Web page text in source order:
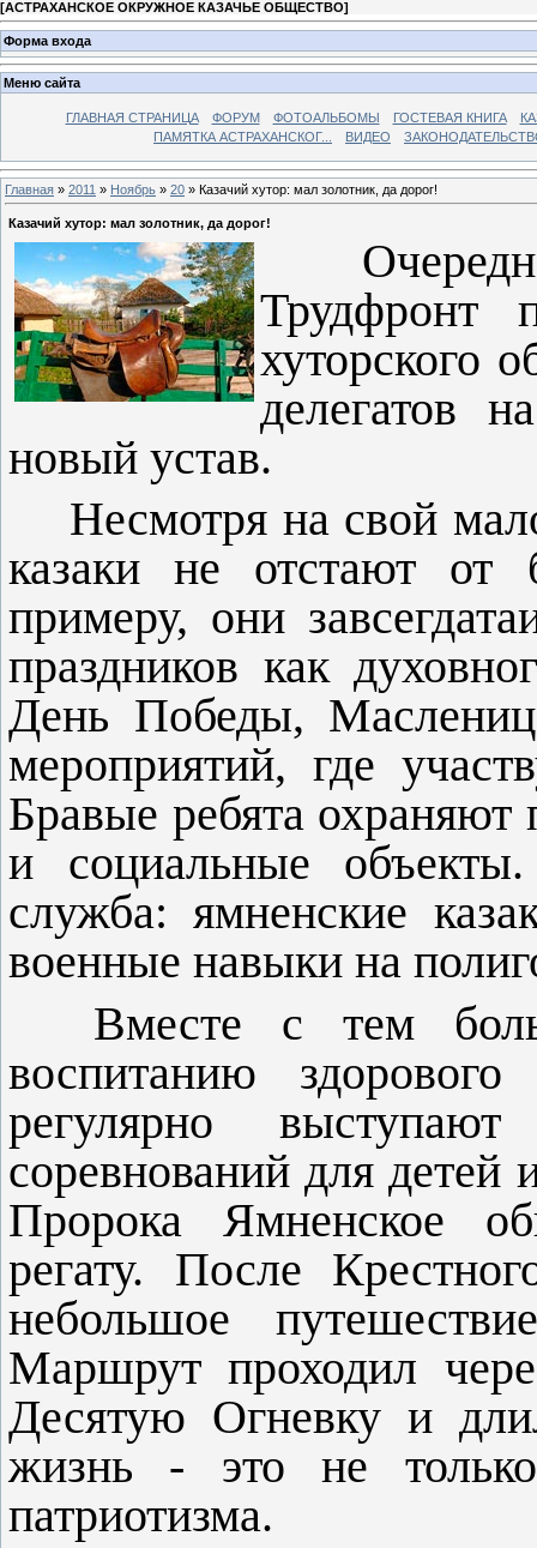
[АСТРАХАНСКОЕ ОКРУЖНОЕ КАЗАЧЬЕ ОБЩЕСТВО]
Форма входа
Меню сайта
ГЛАВНАЯ СТРАНИЦА ФОРУМ ФОТОАЛЬБОМЫ ГОСТЕВАЯ КНИГА
ПАМЯТКА АСТРАХАНСКОГ...
ВИДЕО
Главная » 2011 » Ноябрь » 20 » Казачий хутор: мал золотник, да дорог!
Казачий хутор: мал золотник, да дорог!
Трудфронт
хуторского
делегатов
новый устав.
Несмотря на свой
казаки не отстают от
примеру, они
праздников как
День Победы,
мероприятий, где
Бравые ребята охраняют
и социальные
служба: ямненские
военные навыки на
Вместе с тем
воспитанию
регулярно
соревнований для
Пророка Ямненское
регату. После
небольшое
Маршрут проходил
Десятую Огневку и
жизнь - это не
патриотизма.